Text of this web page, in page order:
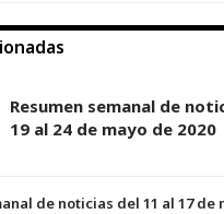
Resumen semanal de
19 al 24 de mayo de 2020
de noticias del 11 al 17 de